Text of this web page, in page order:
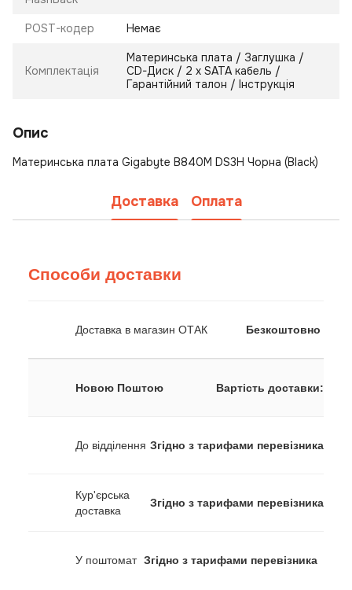
POST-кодер Немає
Комплектація
Материнська плата / Заглушка /
CD-Диск / 2 х SATA кабель /
Гарантійний талон / Інструкція
Опис
Материнська плата Gigabyte B840M DS3H Чорна (Black)
Доставка Оплата
Способи доставки
Доставка в магазин ОТАК Безкоштовно
Новою Поштою Вартість доставки:
До відділення Згідно з тарифами перевізника
Кур'єрська
доставка
Згідно з тарифами перевізника
У поштомат Згідно з тарифами перевізника